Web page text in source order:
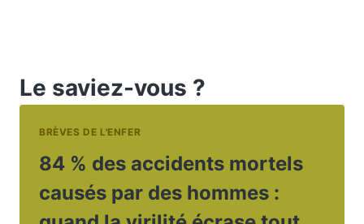
Le saviez-vous ?
BRÈVES DE L'ENFER
84 % des accidents mortels
causés par des hommes :